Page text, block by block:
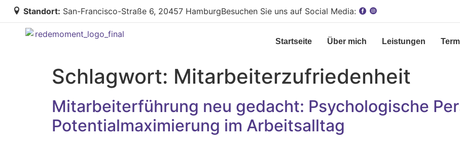
Standort: San-Francisco-Straße 6, 20457 HamburgBesuchen Sie uns auf Social Media:
Startseite Über mich Leistungen
Schlagwort: Mitarbeiterzufriedenheit
Mitarbeiterführung neu gedacht: Psychologische
Potentialmaximierung im Arbeitsalltag